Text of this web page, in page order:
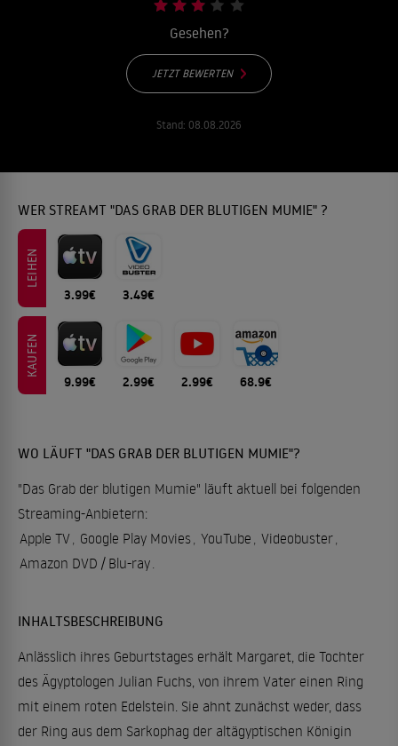
Gesehen?
JETZT BEWERTEN
Stand: 08.08.2026
WER STREAMT "DAS GRAB DER BLUTIGEN MUMIE" ?
LEIHEN
3.99€ 3.49€
KAUFEN
9.99€ 2.99€ 2.99€ 68.9€
WO LÄUFT "DAS GRAB DER BLUTIGEN MUMIE"?
"Das Grab der blutigen Mumie" läuft aktuell bei folgenden
Streaming-Anbietern:
Apple TV, Google Play Movies, YouTube , Videobuster,
Amazon DVD / Blu-ray.
INHALTSBESCHREIBUNG
Anlässlich ihres Geburtstages erhält Margaret, die Tochter
des Ägyptologen Julian Fuchs, von ihrem Vater einen Ring
mit einem roten Edelstein. Sie ahnt zunächst weder, dass
der Ring aus dem Sarkophag der altägyptischen Königin